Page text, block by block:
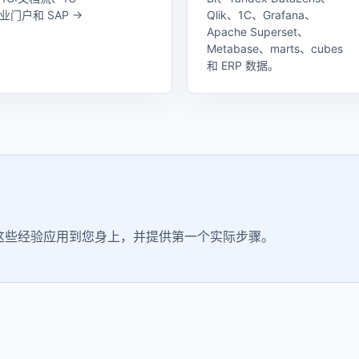
门户和 SAP →
Qlik、1C、Grafana、
Apache Superset、
Metabase、marts、cubes
和 ERP 数据。
经验应用到您身上，并提供第一个实际步骤。